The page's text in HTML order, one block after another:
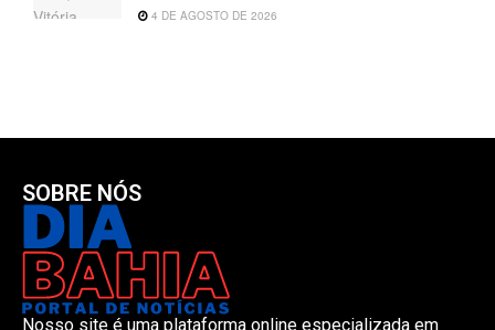
4 DE AGOSTO DE 2026
SOBRE NÓS
Nosso site é uma plataforma online especializada em